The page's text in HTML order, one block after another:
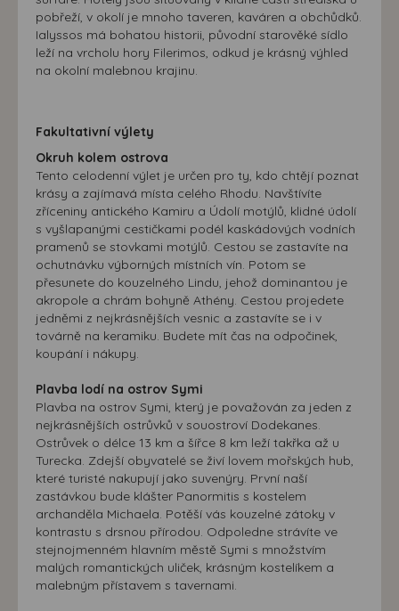
pobřeží, v okolí je mnoho taveren, kaváren a obchůdků.
Ialyssos má bohatou historii, původní starověké sídlo
leží na vrcholu hory Filerimos, odkud je krásný výhled
na okolní malebnou krajinu.
Fakultativní výlety
Okruh kolem ostrova
Tento celodenní výlet je určen pro ty, kdo chtějí poznat
krásy a zajímavá místa celého Rhodu. Navštívíte
zříceniny antického Kamiru a Údolí motýlů, klidné údolí
s vyšlapanými cestičkami podél kaskádových vodních
pramenů se stovkami motýlů. Cestou se zastavíte na
ochutnávku výborných místních vín. Potom se
přesunete do kouzelného Lindu, jehož dominantou je
akropole a chrám bohyně Athény. Cestou projedete
jedněmi z nejkrásnějších vesnic a zastavíte se i v
továrně na keramiku. Budete mít čas na odpočinek,
koupání i nákupy.
Plavba lodí na ostrov Symi
Plavba na ostrov Symi, který je považován za jeden z
nejkrásnějších ostrůvků v souostroví Dodekanes.
Ostrůvek o délce 13 km a šířce 8 km leží takřka až u
Turecka. Zdejší obyvatelé se živí lovem mořských hub,
které turisté nakupují jako suvenýry. První naší
zastávkou bude klášter Panormitis s kostelem
archanděla Michaela. Potěší vás kouzelné zátoky v
kontrastu s drsnou přírodou. Odpoledne strávíte ve
stejnojmenném hlavním městě Symi s množstvím
malých romantických uliček, krásným kostelíkem a
malebným přístavem s tavernami.